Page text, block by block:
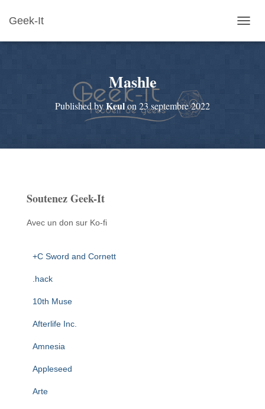
Geek-It
U
Mashle
Published byKeulon 23 septembre 2022
Soutenez Geek-It
Avec un don sur Ko-fi
+C Sword and Cornett
.hack
10th Muse
Afterlife Inc.
Amnesia
Appleseed
Arte